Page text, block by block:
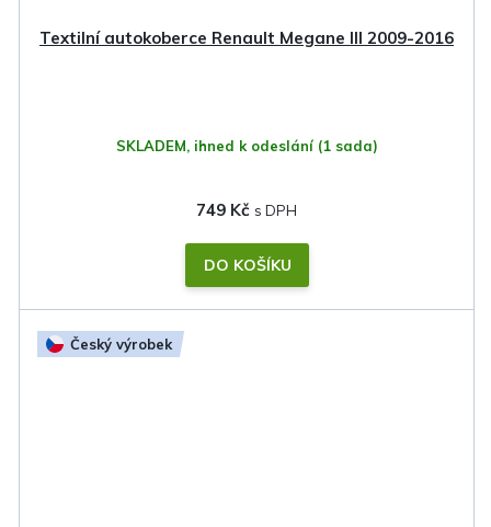
Textilní autokoberce Renault Megane III 2009-2016
SKLADEM, ihned k odeslání (1 sada)
749 Kč
DO KOŠÍKU
Český výrobek